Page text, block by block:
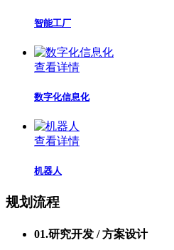
智能工厂
查看详情
数字化信息化
查看详情
机器人
规划流程
01.研究开发 / 方案设计